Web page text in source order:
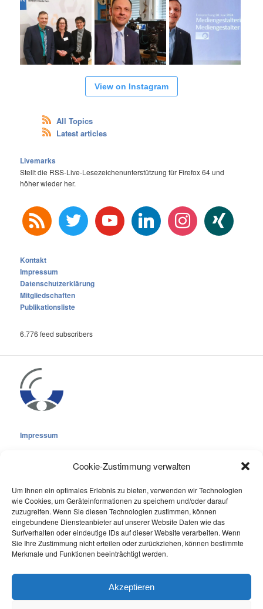
Cookie-Zustimmung verwalten
Um Ihnen ein optimales Erlebnis zu bieten, verwenden wir Technologien
wie Cookies, um Geräteinformationen zu speichern und/oder darauf
zuzugreifen. Wenn Sie diesen Technologien zustimmen, können
eingebundene Diensteanbieter auf unserer Website Daten wie das
Surfverhalten oder eindeutige IDs auf dieser Website verarbeiten. Wenn
Sie Ihre Zustimmung nicht erteilen oder zurückziehen, können bestimmte
Merkmale und Funktionen beeinträchtigt werden.
Akzeptieren
View on Instagram
All Topics
Latest articles
Livemarks
Stellt die RSS-Live-Lesezeichenunterstützung für Firefox 64 und
höher wieder her.
rss twitter youtube linkedin instagram xing
Kontakt
Impressum
Datenschutzerklärung
Mitgliedschaften
Publikationsliste
6.776 feed subscribers
Impressum
Cookie-Richtlinie (EU)
Datenschutzerklärung
Online Visitors:0
Last 30 Days Views:2.066